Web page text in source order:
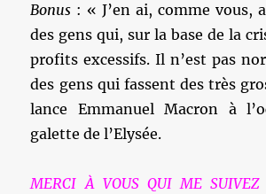
Bonus : « J’en ai, comme vous,
des gens qui, sur la base de la
profits excessifs. Il n’est pas
des gens qui fassent des très
lance Emmanuel Macron à
galette de l’Elysée.
MERCI À VOUS QUI ME SUIVEZ